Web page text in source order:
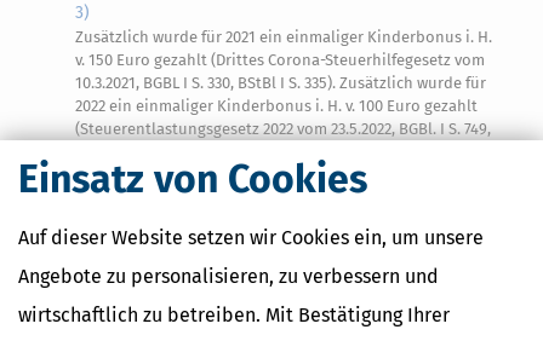
Einsatz von Cookies
Auf dieser Website setzen wir Cookies ein, um unsere
Angebote zu personalisieren, zu verbessern und
wirtschaftlich zu betreiben. Mit Bestätigung Ihrer
3)
Zusätzlich wurde für 2021 ein einmaliger Kinderbonus i. H.
v. 150 Euro gezahlt (Drittes Corona-Steuerhilfegesetz vom
10.3.2021, BGBL I S. 330, BStBl I S. 335). Zusätzlich wurde für
2022 ein einmaliger Kinderbonus i. H. v. 100 Euro gezahlt
(Steuerentlastungsgesetz 2022 vom 23.5.2022, BGBl. I S. 749,
Ähnliche Themen
Eltern, Familie & Ehe